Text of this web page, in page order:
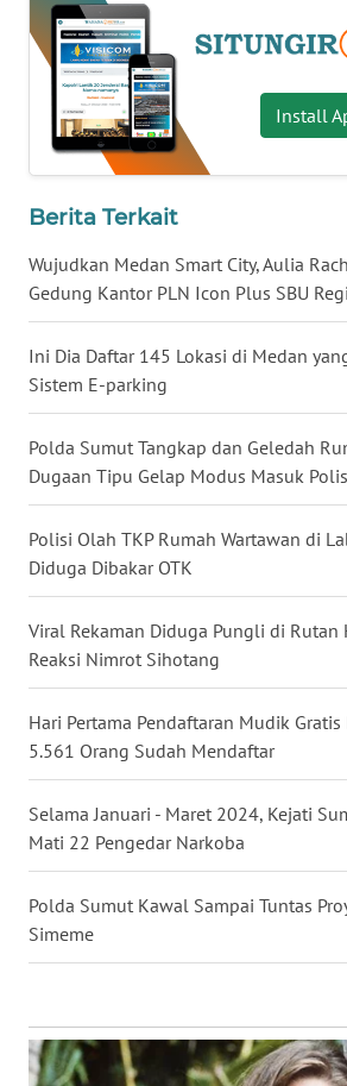
Install
Berita Terkait
Wujudkan Medan Smart City, Aulia
Gedung Kantor PLN Icon Plus SBU
Ini Dia Daftar 145 Lokasi di Medan
Sistem E-parking
Polda Sumut Tangkap dan Geledah
Dugaan Tipu Gelap Modus Masuk
Polisi Olah TKP Rumah Wartawan di
Diduga Dibakar OTK
Viral Rekaman Diduga Pungli di Rutan
Reaksi Nimrot Sihotang
Hari Pertama Pendaftaran Mudik
5.561 Orang Sudah Mendaftar
Selama Januari - Maret 2024, Kejati
Mati 22 Pengedar Narkoba
Polda Sumut Kawal Sampai Tuntas
Simeme
WN
TAPANULI
SELATAN
WN
TANJUNG
LESUNG
KARO
SIMALUNGUN
WN
LABUHANBATU
WN
TAPANULI
TENGAH
WN DELI
TEBING
TINGGI
WN
PAKPAK
WN
KARAWANG
BEKASI